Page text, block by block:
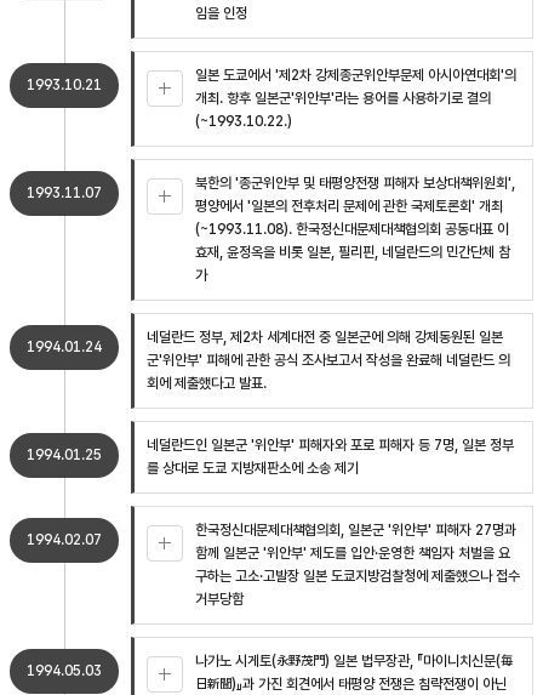
임을 인정
1993.10.21
일본 도쿄에서 '제2차 강제종군위안부문제 아시아연대회'의
개최. 향후 일본군'위안부'라는 용어를 사용하기로 결의
(~1993.10.22.)
1993.11.07
북한의 '종군위안부 및 태평양전쟁 피해자 보상대책위원회',
평양에서 '일본의 전후처리 문제에 관한 국제토론회' 개최
(~1993.11.08). 한국정신대문제대책협의회 공동대표 이
효재, 윤정옥을 비롯 일본, 필리핀, 네덜란드의 민간단체 참
가
1994.01.24
네덜란드 정부, 제2차 세계대전 중 일본군에 의해 강제동원된 일본
군'위안부' 피해에 관한 공식 조사보고서 작성을 완료해 네덜란드 의
회에 제출했다고 발표.
1994.01.25
네덜란드인 일본군 '위안부' 피해자와 포로 피해자 등 7명, 일본 정부
를 상대로 도쿄 지방재판소에 소송 제기
1994.02.07
한국정신대문제대책협의회, 일본군 '위안부' 피해자 27명과
함께 일본군 '위안부' 제도를 입안·운영한 책임자 처벌을 요
구하는 고소·고발장 일본 도쿄지방검찰청에 제출했으나 접수
거부당함
1994.05.03
나가노 시게토(永野茂門) 일본 법무장관, 『마이니치신문(毎
日新聞)』과 가진 회견에서 태평양 전쟁은 침략전쟁이 아닌